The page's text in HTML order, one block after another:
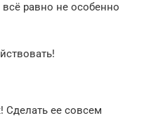
равно не особенно
ее совсем